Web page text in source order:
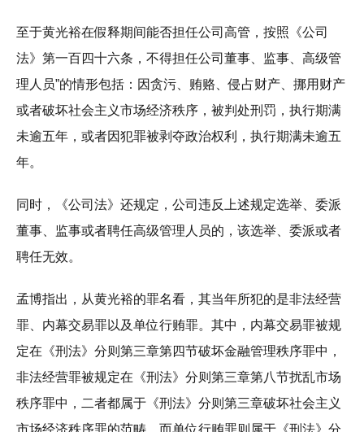
至于黄光裕在假释期间能否担任公司高管，按照《公司
法》第一百四十六条，不得担任公司董事、监事、高级管
理人员”的情形包括：因贪污、贿赂、侵占财产、挪用财产
或者破坏社会主义市场经济秩序，被判处刑罚，执行期满
未逾五年，或者因犯罪被剥夺政治权利，执行期满未逾五
年。
同时，《公司法》还规定，公司违反上述规定选举、委派
董事、监事或者聘任高级管理人员的，该选举、委派或者
聘任无效。
孟博指出，从黄光裕的罪名看，其当年所犯的是非法经营
罪、内幕交易罪以及单位行贿罪。其中，内幕交易罪被规
定在《刑法》分则第三章第四节破坏金融管理秩序罪中，
非法经营罪被规定在《刑法》分则第三章第八节扰乱市场
秩序罪中，二者都属于《刑法》分则第三章破坏社会主义